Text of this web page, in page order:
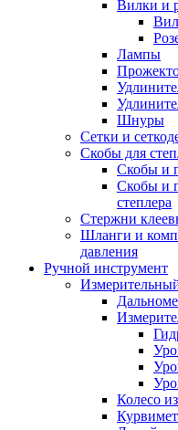
Вилки и
Лампы
Шнуры
Сетки и
Скобы для
Скобы и
Скобы и
степлера
Стержни
Шланги и
давления
Ручной инструмент
Колесо